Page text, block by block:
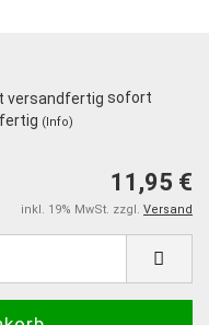
sofort
(Info)
11,95 €
inkl. 19% MwSt. zzgl. Versand